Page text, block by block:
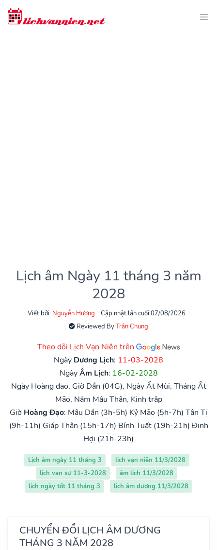
Lịch âm Ngày 11 tháng 3 năm
2028
Viết bởi: Nguyễn Hương
Cập nhật lần cuối 07/08/2026
Reviewed ByTrần Chung
Theo dõi Lịch Vạn Niên trên
Ngày Dương Lịch: 11-03-2028
NgàyÂm Lịch: 16-02-2028
Ngày Hoàng đạo, Giờ Dần (04G), Ngày Ất Mùi, Tháng Ất
Mão, Năm Mậu Thân, Kinh trập
Giờ Hoàng Đạo: Mậu Dần (3h-5h) Kỷ Mão (5h-7h) Tân Tị
(9h-11h) Giáp Thân (15h-17h) Bính Tuất (19h-21h) Đinh
Hợi (21h-23h)
Lịch âm ngày 11 tháng 3
lịch vạn niên 11/3/2028
lịch vạn sự 11-3-2028
âm lịch 11/3/2028
lịch ngày tốt 11 tháng 3
lịch âm dương 11/3/2028
CHUYỂN ĐỔI LỊCH ÂM DƯƠNG
THÁNG 3 NĂM 2028